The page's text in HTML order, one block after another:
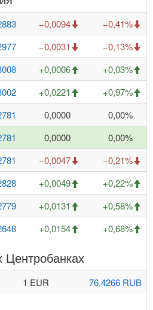
−0,0094
−0,41%
−0,0031
−0,13%
+0,0006
+0,03%
+0,0221
+0,97%
0,0000
0,00%
0,0000
0,00%
−0,0047
−0,21%
+0,0049
+0,22%
+0,0131
+0,58%
+0,0154 +0,68%
Центробанках
1 EUR 76,4266 RUB